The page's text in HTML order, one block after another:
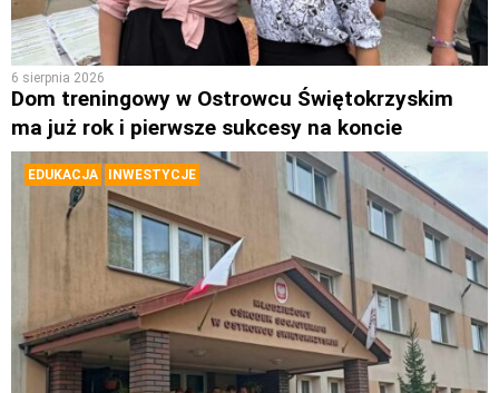
6 sierpnia 2026
Dom treningowy w Ostrowcu Świętokrzyskim
ma już rok i pierwsze sukcesy na koncie
EDUKACJA INWESTYCJE